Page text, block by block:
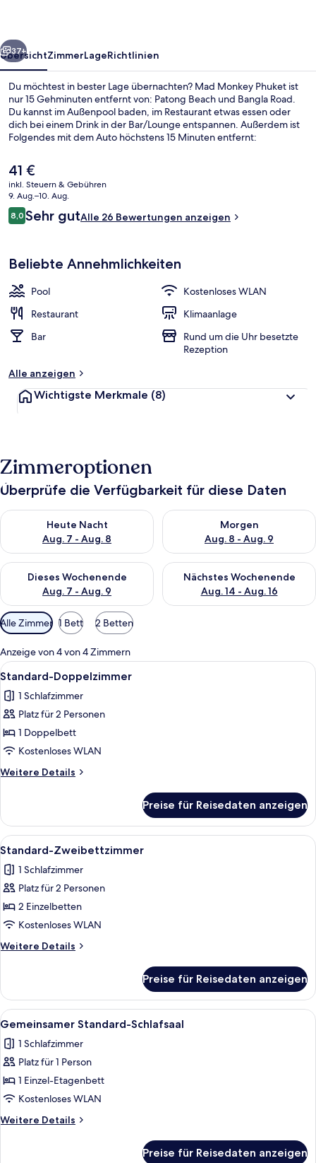
Weiter
37+
ÜbersichtZimmerLageRichtlinien
Du möchtest in bester Lage übernachten? Mad Monkey Phuket ist
nur 15 Gehminuten entfernt von: Patong Beach und Bangla Road.
Du kannst im Außenpool baden, im Restaurant etwas essen oder
dich bei einem Drink in der Bar/Lounge entspannen. Außerdem ist
Folgendes mit dem Auto höchstens 15 Minuten entfernt:
Der
aktuelle
Preis
beträgt
41 €.
41 €
inkl. Steuern & Gebühren
9. Aug.–10. Aug.
Bewertungen
8,08,0 von 10.
Sehr gutAlle 26 Bewertungen anzeigen
Beliebte Annehmlichkeiten
Pool
Kostenloses WLAN
Restaurant
Klimaanlage
Bar
Rund um die Uhr besetzte
Rezeption
Alle anzeigen
Wichtigste Merkmale (8)
Zimmeroptionen
Überprüfe die Verfügbarkeit für diese Daten
Heute Nacht
Aug. 7 - Aug. 8
Überprüfe die Verfügbarkeit für heute Nacht, Aug. 7 - Aug. 8.
Morgen
Aug. 8 - Aug. 9
Überprüfe die Verfügbarkeit
Dieses Wochenende
Aug. 7 - Aug. 9
Überprüfe die Verfügbarkeit für dieses Wochenende, Aug. 7
Nächstes Wochenende
Aug. 14 - Aug. 16
Überprüfe die Verfügbarkeit
Verfügbare
Filter
für
Zimmer
Alle Zimmer 1 Bett 2 Betten
Anzeige von 4 von 4 Zimmern
Alle
Fotos
für
Standard-
Doppelzimmer
anzeigen
Ein Hotelzimmer mit einem Bett,
5
Standard-Doppelzimmer
1 Schlafzimmer
Platz für 2 Personen
1 Doppelbett
Kostenloses WLAN
Weitere Details
Weitere
Doppelzimmer
Preise für Reisedaten anzeigen
Alle
Fotos
für
Standard-
Zweibettzimmer
anzeigen
Ein Hotelzimmer mit zwei Betten,
5
Standard-Zweibettzimmer
1 Schlafzimmer
Platz für 2 Personen
2 Einzelbetten
Kostenloses WLAN
Weitere Details
Weitere
Zweibettzimmer
Preise für Reisedaten anzeigen
Alle
Fotos
für
Gemeinsamer
Standard-
Schlafsaal
anzeigen
Ein Schlafraum mit Etagenbetten,
5
Gemeinsamer Standard-Schlafsaal
1 Schlafzimmer
Platz für 1 Person
1 Einzel-Etagenbett
Kostenloses WLAN
Weitere Details
Weitere
Preise für Reisedaten anzeigen